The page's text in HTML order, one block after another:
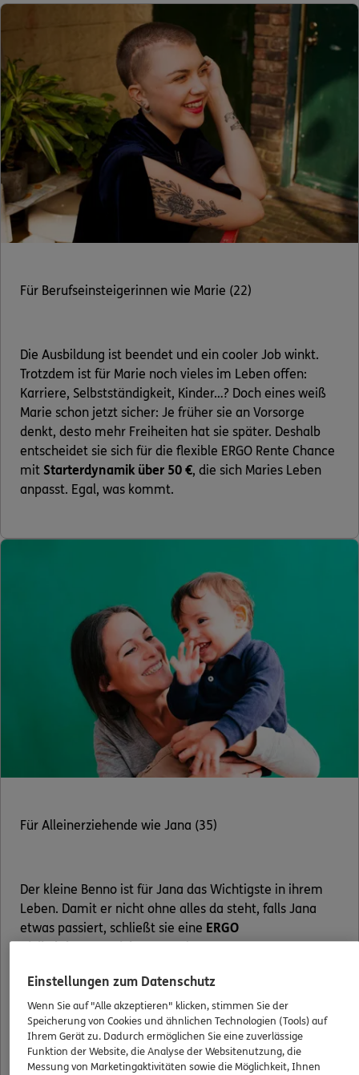
Für Berufseinsteigerinnen wie Marie (22)
Die Ausbildung ist beendet und ein cooler Job winkt.
Trotzdem ist für Marie noch vieles im Leben offen:
Karriere, Selbstständigkeit, Kinder…? Doch eines weiß
Marie schon jetzt sicher: Je früher sie an Vorsorge
denkt, desto mehr Freiheiten hat sie später. Deshalb
entscheidet sie sich für die flexible ERGO Rente Chance
mit Starterdynamik über 50 €, die sich Maries Leben
anpasst. Egal, was kommt.
Für Alleinerziehende wie Jana (35)
Der kleine Benno ist für Jana das Wichtigste in ihrem
Leben. Damit er nicht ohne alles da steht, falls Jana
etwas passiert, schließt sie eine ERGO
Risikolebensversicherungmit 200.000 €
Beamtin nur 7,54 € pro Monat. Und die laufenden
Beiträge für ihreERGO Zukunfts-Rente Chance
100 € monatlich reduziert Jana einfach um die Hälfte,
bis sie wieder ins Berufsleben einsteigt.
Einstellungen zum Datenschutz
Wenn Sie auf "Alle akzeptieren" klicken, stimmen Sie der
Speicherung von Cookies und ähnlichen Technologien (Tools) auf
Ihrem Gerät zu. Dadurch ermöglichen Sie eine zuverlässige
Funktion der Website, die Analyse der Websitenutzung, die
Messung von Marketingaktivitäten sowie die Möglichkeit, Ihnen